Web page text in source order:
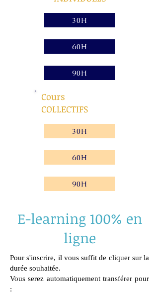
30H
60H
90H
Cours
COLLECTIFS
30H
60H
90H
E-learning 100% en
ligne
Pour s'inscrire, il vous suffit de cliquer sur la
durée souhaitée.
Vous serez automatiquement transférer pour
: